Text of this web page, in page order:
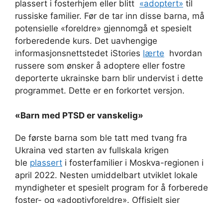
plassert i fosterhjem eller blitt «adoptert» til
russiske familier. Før de tar inn disse barna, må
potensielle «foreldre» gjennomgå et spesielt
forberedende kurs. Det uavhengige
informasjonsnettstedet iStories lærte hvordan
russere som ønsker å adoptere eller fostre
deporterte ukrainske barn blir undervist i dette
programmet. Dette er en forkortet versjon.
«Barn med PTSD er vanskelig»
De første barna som ble tatt med tvang fra
Ukraina ved starten av fullskala krigen
ble plassert i fosterfamilier i Moskva-regionen i
april 2022. Nesten umiddelbart utviklet lokale
myndigheter et spesielt program for å forberede
foster- og «adoptivforeldre». Offisielt sier